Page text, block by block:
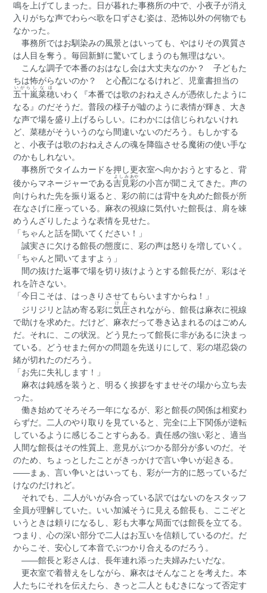
鳴を上げてしまった。日が暮れた事務所の中で、小夜子が消え
入りがちな声でわらべ歌を口ずさむ姿は、恐怖以外の何物でも
なかった。
事務所ではお馴染みの風景とはいっても、やはりその異質さ
は人目を奪う。毎回新鮮に驚いてしまうのも無理はない。
こんな調子で本番のおはなし会は大丈夫なのか？ 子どもた
ちは怖がらないのか？ と心配になるけれど、児童書担当の
五十嵐
いがらし
菜穂
なほ
いわく『本番では歌のおねえさんが憑依したように
なる』のだそうだ。普段の様子が嘘のように表情が輝き、大き
な声で場を盛り上げるらしい。にわかには信じられないけれ
ど、菜穂がそういうのなら間違いないのだろう。もしかする
と、小夜子は歌のおねえさんの魂を降臨させる魔術の使い手な
のかもしれない。
事務所でタイムカードを押し更衣室へ向かおうとすると、背
後からマネージャーである吉見
よしみ
彩
あや
の小言が聞こえてきた。声の
向けられた先を振り返ると、彩の前には背中を丸めた館長が所
在なさげに座っている。麻衣の視線に気付いた館長は、肩を竦
めうんざりしたような表情を見せた。
「ちゃんと話を聞いてください！」
誠実さに欠ける館長の態度に、彩の声は怒りを増していく。
「ちゃんと聞いてますよぅ」
間の抜けた返事で場を切り抜けようとする館長だが、彩はそ
れを許さない。
「今日こそは、はっきりさせてもらいますからね！」
ジリジリと詰め寄る彩に気圧
けお
されながら、館長は麻衣に視線
で助けを求めた。だけど、麻衣だって巻き込まれるのはごめん
だ。それに、この状況。どう見たって館長に非があるに決まっ
ている。どうせまた何かの問題を先送りにして、彩の堪忍袋の
緒が切れたのだろう。
「お先に失礼します！」
麻衣は鈍感を装うと、明るく挨拶をすませその場から立ち去
った。
働き始めてそろそろ一年になるが、彩と館長の関係は相変わ
らずだ。二人のやり取りを見ていると、完全に上下関係が逆転
しているように感じることすらある。責任感の強い彩と、適当
人間な館長はその性質上、意見がぶつかる部分が多いのだ。そ
のため、ちょっとしたことがきっかけで言い争いが起きる。
――まぁ、言い争いとはいっても、彩が一方的に怒っているだ
けなのだけれど。
それでも、二人がいがみ合っている訳ではないのをスタッフ
全員が理解していた。いい加減そうに見える館長も、ここぞと
いうときは頼りになるし、彩も大事な局面では館長を立てる。
つまり、心の深い部分で二人はお互いを信頼しているのだ。だ
からこそ、安心して本音でぶつかり合えるのだろう。
――館長と彩さんは、長年連れ添った夫婦みたいだな。
更衣室で着替えをしながら、麻衣はそんなことを考えた。本
人たちにそれを伝えたら、きっと二人ともむきになって否定す